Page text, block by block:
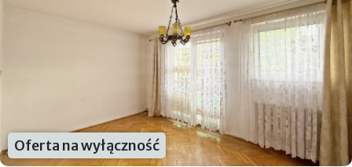
Oferta na wyłączność